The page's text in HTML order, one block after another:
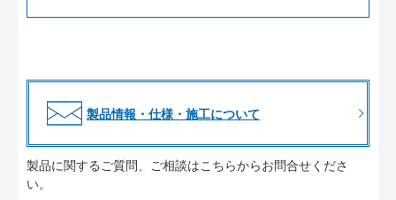
製品情報・仕様・施工について
製品に関するご質問、ご相談はこちらからお問合せくださ
い。